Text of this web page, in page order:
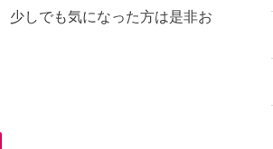
少しでも気になった方は是非お